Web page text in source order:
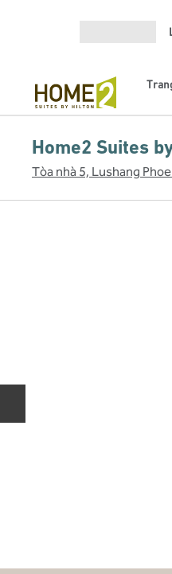
Home2 Suites
Tòa nhà 5, Lushang